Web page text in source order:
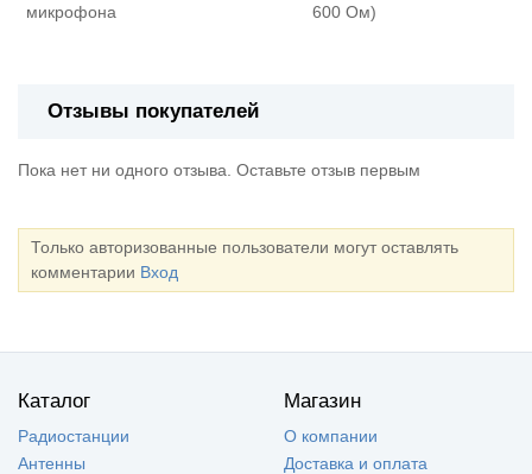
микрофона
600 Ом)
Отзывы покупателей
Пока нет ни одного отзыва. Оставьте отзыв первым
Только авторизованные пользователи могут оставлять
комментарии Вход
Каталог
Радиостанции
Антенны
Магазин
О компании
Доставка и оплата